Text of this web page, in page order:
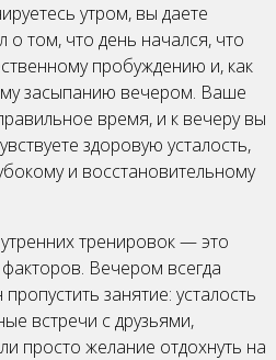
утром, вы даете
о том, что день начался, что
пробуждению и, как
засыпанию вечером. Ваше
время, и к вечеру вы
здоровую усталость,
и восстановительному
тренировок — это
Вечером всегда
занятие: усталость
встречи с друзьями,
просто желание отдохнуть на